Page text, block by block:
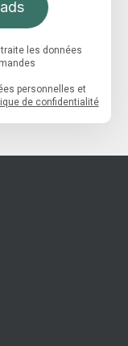
traite les données
personnelles et
de confidentialité